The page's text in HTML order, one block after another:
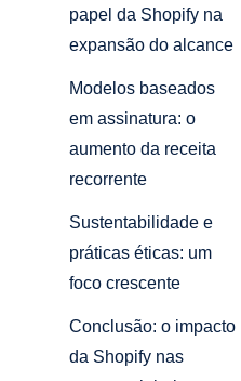
papel da Shopify na
expansão do alcance
Modelos baseados
em assinatura: o
aumento da receita
recorrente
Sustentabilidade e
práticas éticas: um
foco crescente
Conclusão: o impacto
da Shopify nas